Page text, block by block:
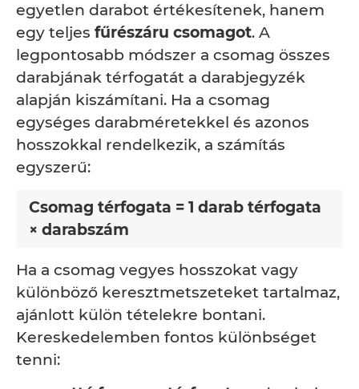
egyetlen darabot értékesítenek, hanem
egy teljes fűrészáru csomagot. A
legpontosabb módszer a csomag összes
darabjának térfogatát a darabjegyzék
alapján kiszámítani. Ha a csomag
egységes darabméretekkel és azonos
hosszokkal rendelkezik, a számítás
egyszerű:
Csomag térfogata = 1 darab térfogata
× darabszám
Ha a csomag vegyes hosszokat vagy
különböző keresztmetszeteket tartalmaz,
ajánlott külön tételekre bontani.
Kereskedelemben fontos különbséget
tenni: